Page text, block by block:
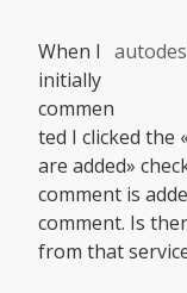
When I
initially
commen
ted I clicked the
are added»
comment is
comment. Is
from that